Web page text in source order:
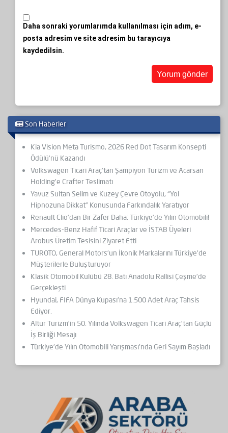
Daha sonraki yorumlarımda kullanılması için adım, e-
posta adresim ve site adresim bu tarayıcıya
kaydedilsin.
Son Haberler
Kia Vision Meta Turismo, 2026 Red Dot Tasarım Konsepti
Ödülü’nü Kazandı
Volkswagen Ticari Araç’tan Şampiyon Turizm ve Acarsan
Holding’e Crafter Teslimatı
Yavuz Sultan Selim ve Kuzey Çevre Otoyolu, “Yol
Hipnozuna Dikkat” Konusunda Farkındalık Yaratıyor
Renault Clio’dan Bir Zafer Daha: Türkiye’de Yılın Otomobili!
Mercedes-Benz Hafif Ticari Araçlar ve İSTAB Üyeleri
Arobus Üretim Tesisini Ziyaret Etti
TUROTO, General Motors’un İkonik Markalarını Türkiye’de
Müşterilerle Buluşturuyor
Klasik Otomobil Kulübü 28. Batı Anadolu Rallisi Çeşme’de
Gerçekleşti
Hyundai, FIFA Dünya Kupası’na 1.500 Adet Araç Tahsis
Ediyor.
Altur Turizm’in 50. Yılında Volkswagen Ticari Araç’tan Güçlü
İş Birliği Mesajı
Türkiye’de Yılın Otomobili Yarışması’nda Geri Sayım Başladı